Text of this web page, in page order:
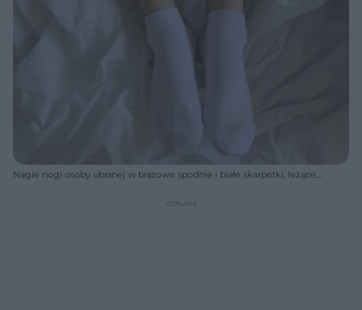
Nagie nogi osoby ubranej w brązowe spodnie i białe skarpetki, leżące
zmęczonych nóg. Sprawdź, jak im ulżyć, czytając artykuł na Poradnik